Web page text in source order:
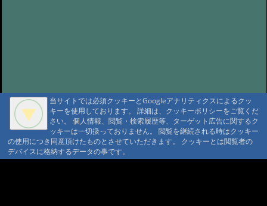
当サイトでは必須クッキーとGoogleアナリティクスによるクッ
キーを使用しております。 詳細は、クッキーポリシーをご覧くだ
さい。 個人情報、閲覧・検索履歴等、ターゲット広告に関するク
ッキーは一切扱っておりません。 閲覧を継続される時はクッキー
の使用につき同意頂けたものとさせていただきます。 クッキーとは閲覧者の
デバイスに格納するデータの事です。